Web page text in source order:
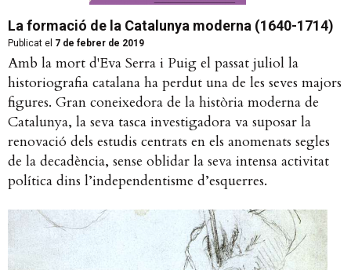
La formació de la Catalunya moderna (1640-1714)
Publicat el 7 de febrer de 2019
Amb la mort d'Eva Serra i Puig el passat juliol la
historiografia catalana ha perdut una de les seves majors
figures. Gran coneixedora de la història moderna de
Catalunya, la seva tasca investigadora va suposar la
renovació dels estudis centrats en els anomenats segles
de la decadència, sense oblidar la seva intensa activitat
política dins l’independentisme d’esquerres.